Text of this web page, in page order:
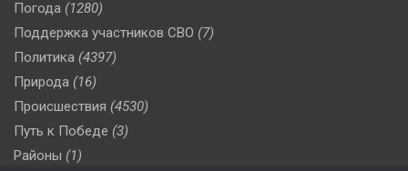
Погода (1280)
Поддержка участников СВО (7)
Политика (4397)
Природа (16)
Происшествия (4530)
Путь к Победе (3)
Районы (1)